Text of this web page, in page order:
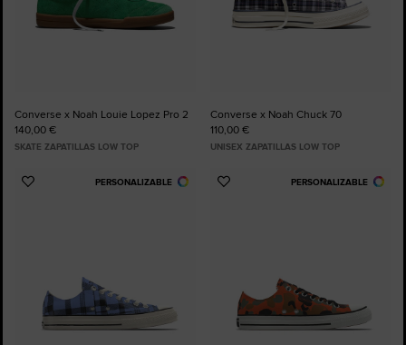
Converse x Noah Louie Lopez Pro 2
140,00 €
SKATE ZAPATILLAS LOW TOP
Converse x Noah Chuck 70
110,00 €
UNISEX ZAPATILLAS LOW TOP
PERSONALIZABLE
Añadir
PERSONALIZABLE
Añadir